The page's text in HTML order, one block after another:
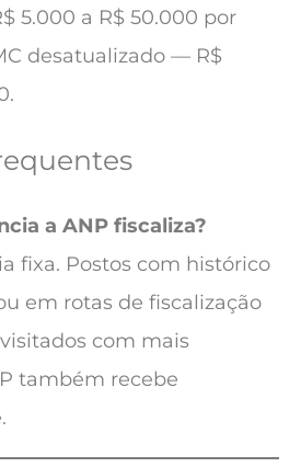
5.000 a R$ 50.000 por
desatualizado — R$
a ANP fiscaliza?
fixa. Postos com histórico
em rotas de fiscalização
com mais
também recebe